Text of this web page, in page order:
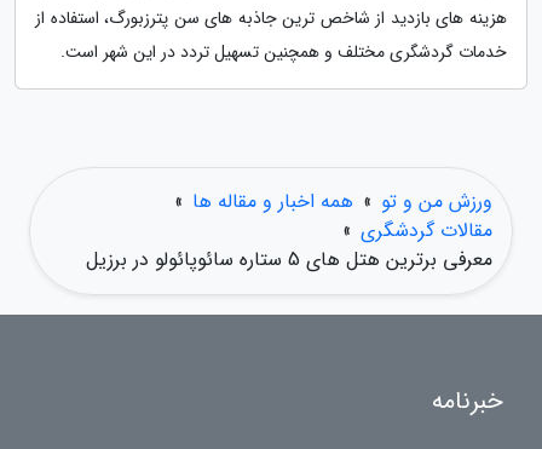
هزینه های بازدید از شاخص ترین جاذبه های سن پترزبورگ، استفاده از
خدمات گردشگری مختلف و همچنین تسهیل تردد در این شهر است.
ورزش من و تو » همه اخبار و مقاله ها »
مقالات گردشگری »
معرفی برترین هتل های 5 ستاره سائوپائولو در برزیل
خبرنامه